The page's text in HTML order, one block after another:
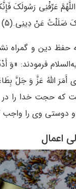
عَرِّفْنِی رَسُولَکَ
ضَلَلْتُ عَنْ دِینِی.(5)
دین و گمراه
فرمودند: «وَ
أَمَرَ اللَّهُ عَزَّ وَ جَلَّ
که حجت خدا را
دوستی وی را واجب
اعمال